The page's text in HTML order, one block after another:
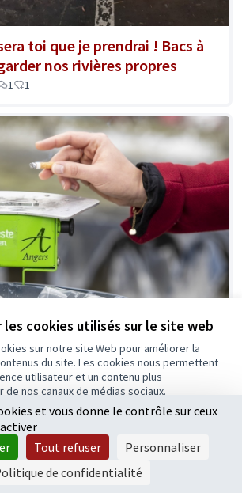
cookies utilisés sur le site web
sur notre site Web pour améliorer la
du site. Les cookies nous permettent
utilisateur et un contenu plus
nos canaux de médias sociaux.
Tout accepter
seulement les cookies essentiels
Paramètres
toi que je prendrai ! Bacs à
nos rivières propres
1 1
pour une ville plus propre
0 2
et vous donne le contrôle sur ceux
Tout refuser
Personnaliser
de confidentialité